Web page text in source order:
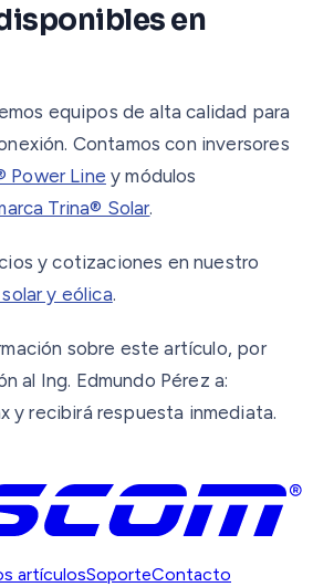
en
equipos de alta calidad para
Contamos con inversores
Power Line y módulos
Trina® Solar.
y cotizaciones en nuestro
y eólica.
sobre este artículo, por
al Ing. Edmundo Pérez a:
y recibirá respuesta inmediata.
artículosSoporteContacto